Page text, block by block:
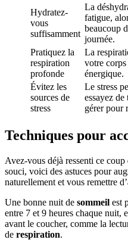
Hydratez-
vous
suffisamment
La
fatigue,
beaucoup
journée.
Pratiquez la
respiration
profonde
La
votre
énergique.
Évitez les
sources de
stress
Le stress
essayez
gérer pour
Techniques pour
Avez-vous déjà ressenti ce
souci, voici des astuces pour
naturellement et vous remettre
Une bonne nuit de sommeil est
entre 7 et 9 heures chaque nuit,
avant le coucher, comme la
de respiration.